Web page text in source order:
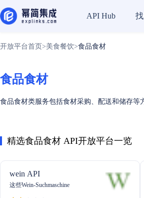
API Hub
开放平台首页 >美食餐饮>食品食材
食品食材
食品食材类服务包括食材采购、配送和储存
精选食品食材 API开放平台一览
wein API
这些Wein-Suchmaschine